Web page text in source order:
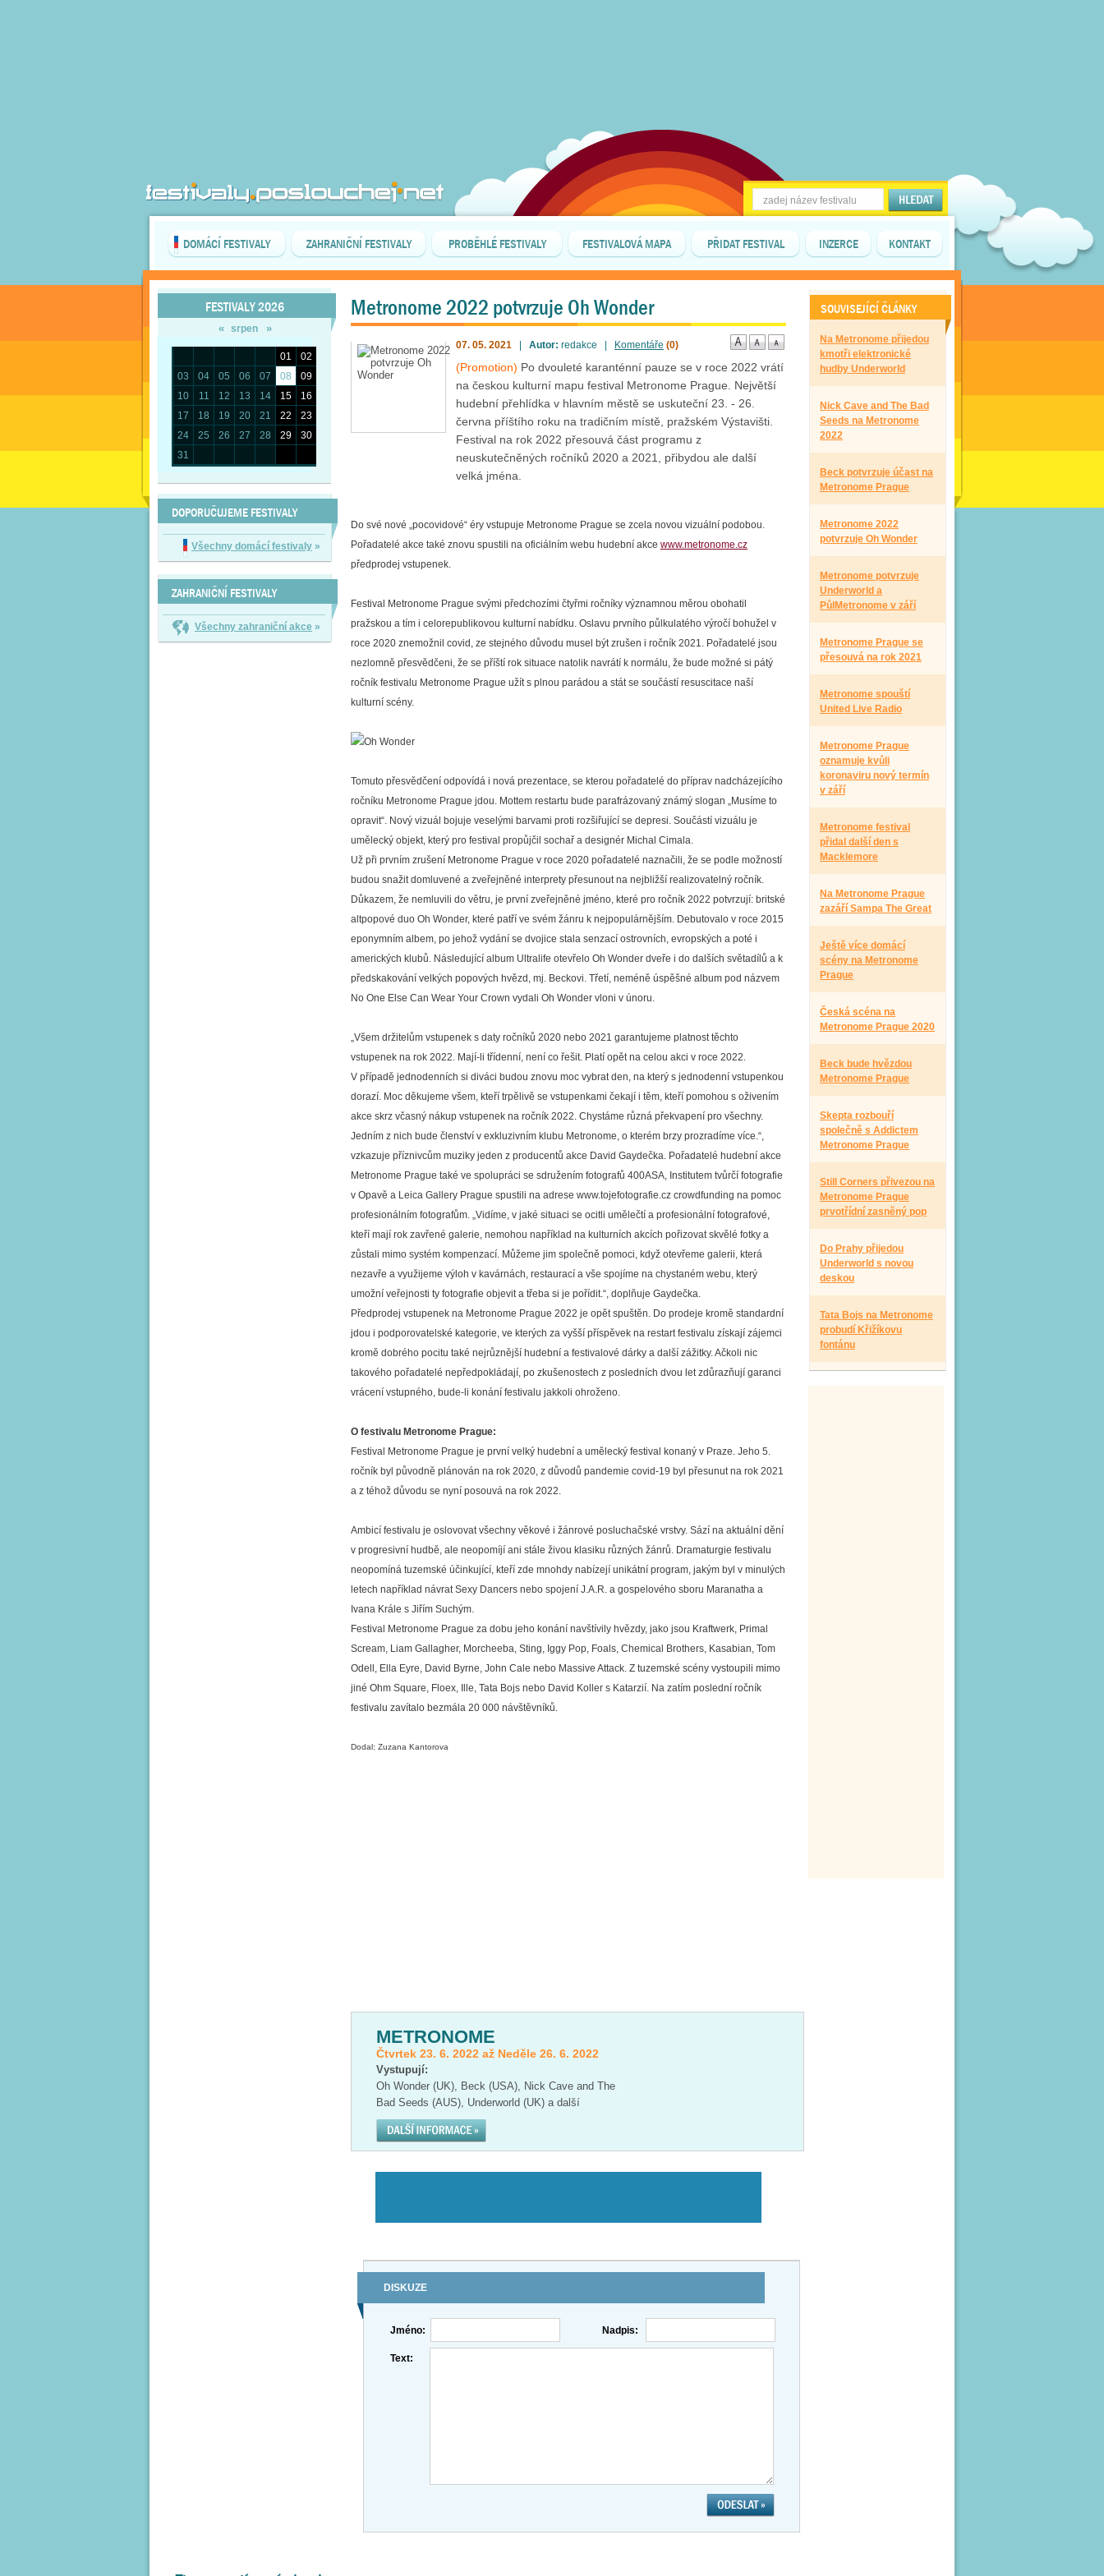
DOMÁCÍ FESTIVALY ZAHRANIČNÍ FESTIVALY PROBĚHLÉ FESTIVALY FESTIVALOVÁ MAPA PŘIDAT FESTIVAL INZERCE KONTAKT
FESTIVALY 2026
« srpen »
01
02
03
04 05 06 07 08
09
10
11 12 13 14 15
16
17
18 19 20 21 22
23
24
25 26 27 28 29
30
31
DOPORUČUJEME FESTIVALY
Všechny domácí festivaly »
ZAHRANIČNÍ FESTIVALY
Všechny zahraniční akce »
Metronome 2022 potvrzuje Oh Wonder
07. 05. 2021 Autor: redakce | Komentáře (0)
(Promotion) Po dvouleté karanténní pauze se v roce 2022 vrátí
na českou kulturní mapu festival Metronome Prague. Největší
hudební přehlídka v hlavním městě se uskuteční 23. - 26.
června příštího roku na tradičním místě, pražském Výstavišti.
Festival na rok 2022 přesouvá část programu z
neuskutečněných ročníků 2020 a 2021, přibydou ale další
velká jména.
Do své nové „pocovidové“ éry vstupuje Metronome Prague se zcela novou vizuální podobou.
Pořadatelé akce také znovu spustili na oficiálním webu hudební akce www.metronome.cz
předprodej vstupenek.
Festival Metronome Prague svými předchozími čtyřmi ročníky významnou měrou obohatil
pražskou a tím i celorepublikovou kulturní nabídku. Oslavu prvního půlkulatého výročí bohužel v
roce 2020 znemožnil covid, ze stejného důvodu musel být zrušen i ročník 2021. Pořadatelé jsou
nezlomně přesvědčeni, že se příští rok situace natolik navrátí k normálu, že bude možné si pátý
ročník festivalu Metronome Prague užít s plnou parádou a stát se součástí resuscitace naší
kulturní scény.
Tomuto přesvědčení odpovídá i nová prezentace, se kterou pořadatelé do příprav nadcházejícího
ročníku Metronome Prague jdou. Mottem restartu bude parafrázovaný známý slogan „Musíme to
opravit“. Nový vizuál bojuje veselými barvami proti rozšiřující se depresi. Součástí vizuálu je
umělecký objekt, který pro festival propůjčil sochař a designér Michal Cimala.
Už při prvním zrušení Metronome Prague v roce 2020 pořadatelé naznačili, že se podle možností
budou snažit domluvené a zveřejněné interprety přesunout na nejbližší realizovatelný ročník.
Důkazem, že nemluvili do větru, je první zveřejněné jméno, které pro ročník 2022 potvrzují: britské
altpopové duo Oh Wonder, které patří ve svém žánru k nejpopulárnějším. Debutovalo v roce 2015
eponymním albem, po jehož vydání se dvojice stala senzací ostrovních, evropských a poté i
amerických klubů. Následující album Ultralife otevřelo Oh Wonder dveře i do dalších světadílů a k
předskakování velkých popových hvězd, mj. Beckovi. Třetí, neméně úspěšné album pod názvem
No One Else Can Wear Your Crown vydali Oh Wonder vloni v únoru.
„Všem držitelům vstupenek s daty ročníků 2020 nebo 2021 garantujeme platnost těchto
vstupenek na rok 2022. Mají-li třídenní, není co řešit. Platí opět na celou akci v roce 2022.
V případě jednodenních si diváci budou znovu moc vybrat den, na který s jednodenní vstupenkou
dorazí. Moc děkujeme všem, kteří trpělivě se vstupenkami čekají i těm, kteří pomohou s oživením
akce skrz včasný nákup vstupenek na ročník 2022. Chystáme různá překvapení pro všechny.
Jedním z nich bude členství v exkluzivním klubu Metronome, o kterém brzy prozradíme více.“,
vzkazuje příznivcům muziky jeden z producentů akce David Gaydečka. Pořadatelé hudební akce
Metronome Prague také ve spolupráci se sdružením fotografů 400ASA, Institutem tvůrčí fotografie
v Opavě a Leica Gallery Prague spustili na adrese www.tojefotografie.cz crowdfunding na pomoc
profesionálním fotografům. „Vidíme, v jaké situaci se ocitli umělečtí a profesionální fotografové,
kteří mají rok zavřené galerie, nemohou například na kulturních akcích pořizovat skvělé fotky a
zůstali mimo systém kompenzací. Můžeme jim společně pomoci, když otevřeme galerii, která
nezavře a využijeme výloh v kavárnách, restaurací a vše spojíme na chystaném webu, který
umožní veřejnosti ty fotografie objevit a třeba si je pořídit.“, doplňuje Gaydečka.
Předprodej vstupenek na Metronome Prague 2022 je opět spuštěn. Do prodeje kromě standardní
jdou i podporovatelské kategorie, ve kterých za vyšší příspěvek na restart festivalu získají zájemci
kromě dobrého pocitu také nejrůznější hudební a festivalové dárky a další zážitky. Ačkoli nic
takového pořadatelé nepředpokládají, po zkušenostech z posledních dvou let zdůrazňují garanci
vrácení vstupného, bude-li konání festivalu jakkoli ohroženo.
O festivalu Metronome Prague:
Festival Metronome Prague je první velký hudební a umělecký festival konaný v Praze. Jeho 5.
ročník byl původně plánován na rok 2020, z důvodů pandemie covid-19 byl přesunut na rok 2021
a z téhož důvodu se nyní posouvá na rok 2022.
Ambicí festivalu je oslovovat všechny věkové i žánrové posluchačské vrstvy. Sází na aktuální dění
v progresivní hudbě, ale neopomíjí ani stále živou klasiku různých žánrů. Dramaturgie festivalu
neopomíná tuzemské účinkující, kteří zde mnohdy nabízejí unikátní program, jakým byl v minulých
letech například návrat Sexy Dancers nebo spojení J.A.R. a gospelového sboru Maranatha a
Ivana Krále s Jiřím Suchým.
Festival Metronome Prague za dobu jeho konání navštívily hvězdy, jako jsou Kraftwerk, Primal
Scream, Liam Gallagher, Morcheeba, Sting, Iggy Pop, Foals, Chemical Brothers, Kasabian, Tom
Odell, Ella Eyre, David Byrne, John Cale nebo Massive Attack. Z tuzemské scény vystoupili mimo
jiné Ohm Square, Floex, Ille, Tata Bojs nebo David Koller s Katarzií. Na zatím poslední ročník
festivalu zavítalo bezmála 20 000 návštěvníků.
Dodal: Zuzana Kantorova
METRONOME
Čtvrtek 23. 6. 2022 až Neděle 26. 6. 2022
Vystupují:
Oh Wonder (UK), Beck (USA), Nick Cave and The
Bad Seeds (AUS), Underworld (UK) a další
DISKUZE
Jméno: Nadpis:
Text:
SOUVISEJÍCÍ ČLÁNKY
Na Metronome přijedou
kmotři elektronické
hudby Underworld
Nick Cave and The Bad
Seeds na Metronome
2022
Beck potvrzuje účast na
Metronome Prague
Metronome 2022
potvrzuje Oh Wonder
Metronome potvrzuje
Underworld a
PůlMetronome v září
Metronome Prague se
přesouvá na rok 2021
Metronome spouští
United Live Radio
Metronome Prague
oznamuje kvůli
koronaviru nový termín
v září
Metronome festival
přidal další den s
Macklemore
Na Metronome Prague
zazáří Sampa The Great
Ještě více domácí
scény na Metronome
Prague
Česká scéna na
Metronome Prague 2020
Beck bude hvězdou
Metronome Prague
Skepta rozbouří
společně s Addictem
Metronome Prague
Still Corners přivezou na
Metronome Prague
prvotřídní zasněný pop
Do Prahy přijedou
Underworld s novou
deskou
Tata Bojs na Metronome
probudí Křižíkovu
fontánu